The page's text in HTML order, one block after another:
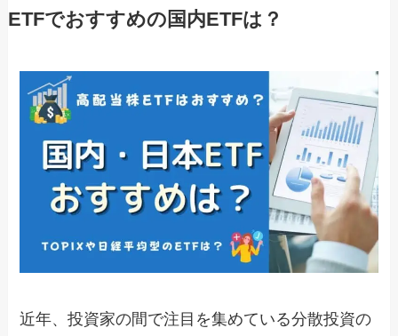
ETFでおすすめの国内ETFは？
近年、投資家の間で注目を集めている分散投資の